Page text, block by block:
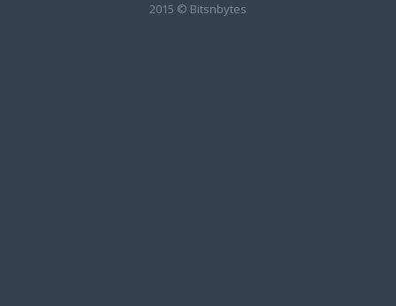
2015 © Bitsnbytes